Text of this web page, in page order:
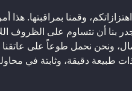
وقمنا بمراقبتها. هذا
بنا أن نتساوم على الظروف
ونحن نحمل طوعاً على
طبيعة دقيقة، وثابتة في